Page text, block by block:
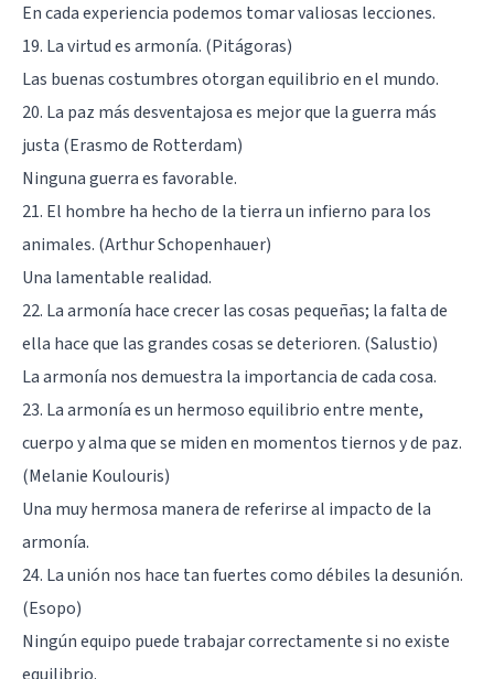
En cada experiencia podemos tomar valiosas lecciones.
19. La virtud es armonía. (Pitágoras)
Las buenas costumbres otorgan equilibrio en el mundo.
20. La paz más desventajosa es mejor que la guerra más
justa (Erasmo de Rotterdam)
Ninguna guerra es favorable.
21. El hombre ha hecho de la tierra un infierno para los
animales. (Arthur Schopenhauer)
Una lamentable realidad.
22. La armonía hace crecer las cosas pequeñas; la falta de
ella hace que las grandes cosas se deterioren. (Salustio)
La armonía nos demuestra la importancia de cada cosa.
23. La armonía es un hermoso equilibrio entre mente,
cuerpo y alma que se miden en momentos tiernos y de paz.
(Melanie Koulouris)
Una muy hermosa manera de referirse al impacto de la
armonía.
24. La unión nos hace tan fuertes como débiles la desunión.
(Esopo)
Ningún equipo puede trabajar correctamente si no existe